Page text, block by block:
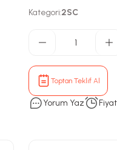
Kategori:2SC
Toptan Teklif Al
Yorum Yaz